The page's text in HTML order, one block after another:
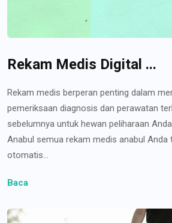
Rekam Medis Digital ...
Rekam medis berperan penting dalam
pemeriksaan diagnosis dan perawatan
sebelumnya untuk hewan peliharaan
Anabul semua rekam medis anabul
otomatis...
Baca